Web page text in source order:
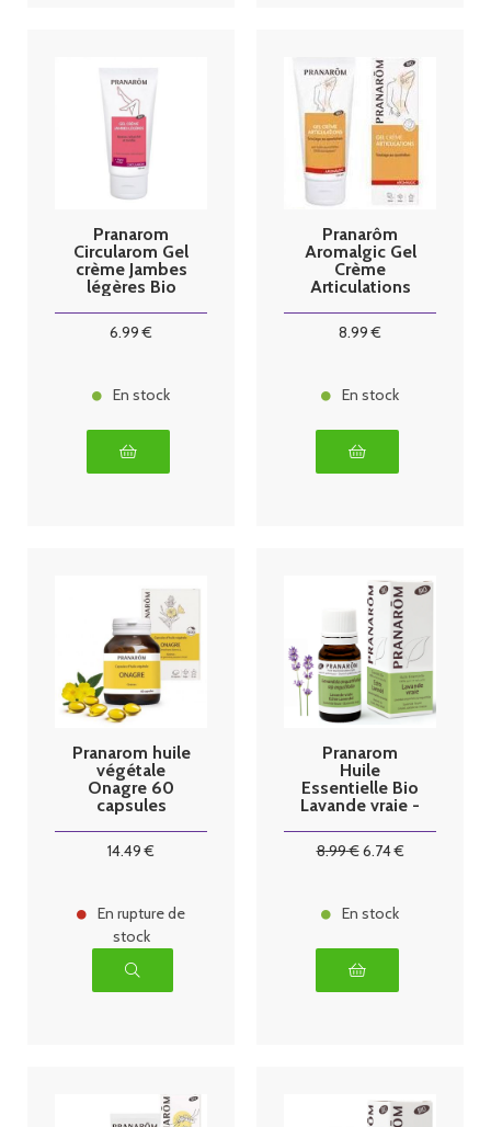
Pranarom
Circularom Gel
crème Jambes
légères Bio
6.99 €
En stock
Pranarôm
Aromalgic Gel
Crème
Articulations
8.99 €
En stock
Pranarom huile
végétale
Onagre 60
capsules
14.49 €
En rupture de
stock
Pranarom
Huile
Essentielle Bio
Lavande vraie -
8.99€6.74€
En stock